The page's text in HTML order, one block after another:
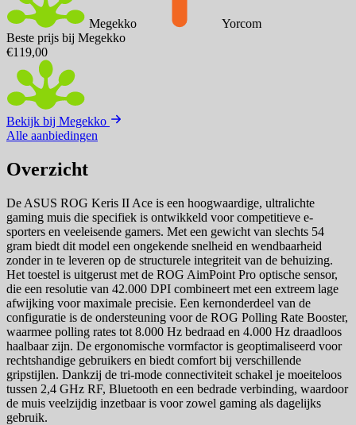
Megekko
Yorcom
Beste prijs bij Megekko
€119,00
Bekijk bij Megekko
Alle aanbiedingen
Overzicht
De ASUS ROG Keris II Ace is een hoogwaardige, ultralichte
gaming muis die specifiek is ontwikkeld voor competitieve e-
sporters en veeleisende gamers. Met een gewicht van slechts 54
gram biedt dit model een ongekende snelheid en wendbaarheid
zonder in te leveren op de structurele integriteit van de behuizing.
Het toestel is uitgerust met de ROG AimPoint Pro optische sensor,
die een resolutie van 42.000 DPI combineert met een extreem lage
afwijking voor maximale precisie. Een kernonderdeel van de
configuratie is de ondersteuning voor de ROG Polling Rate Booster,
waarmee polling rates tot 8.000 Hz bedraad en 4.000 Hz draadloos
haalbaar zijn. De ergonomische vormfactor is geoptimaliseerd voor
rechtshandige gebruikers en biedt comfort bij verschillende
gripstijlen. Dankzij de tri-mode connectiviteit schakel je moeiteloos
tussen 2,4 GHz RF, Bluetooth en een bedrade verbinding, waardoor
de muis veelzijdig inzetbaar is voor zowel gaming als dagelijks
gebruik.